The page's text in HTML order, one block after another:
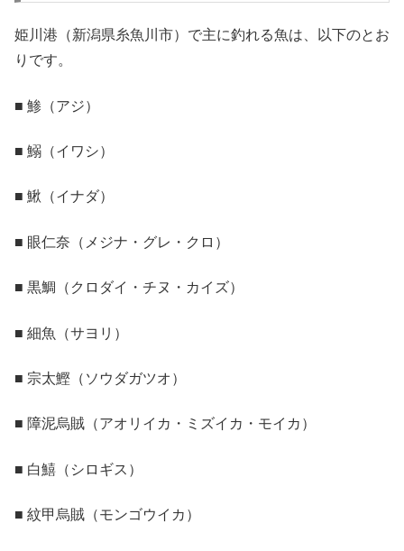
姫川港（新潟県糸魚川市）で主に釣れる魚は、以下のとお
りです。
■ 鯵（アジ）
■ 鰯（イワシ）
■ 鰍（イナダ）
■ 眼仁奈（メジナ・グレ・クロ）
■ 黒鯛（クロダイ・チヌ・カイズ）
■ 細魚（サヨリ）
■ 宗太鰹（ソウダガツオ）
■ 障泥烏賊（アオリイカ・ミズイカ・モイカ）
■ 白鱚（シロギス）
■ 紋甲烏賊（モンゴウイカ）